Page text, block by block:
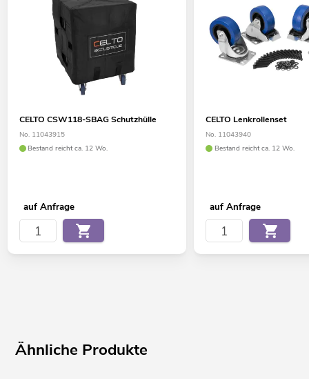
CELTO CSW118-SBAG Schutzhülle
No. 11043915
Bestand reicht ca. 12 Wo.
auf Anfrage
CELTO Lenkrollenset
No. 11043940
Bestand reicht ca. 12 Wo.
auf Anfrage
Ähnliche Produkte